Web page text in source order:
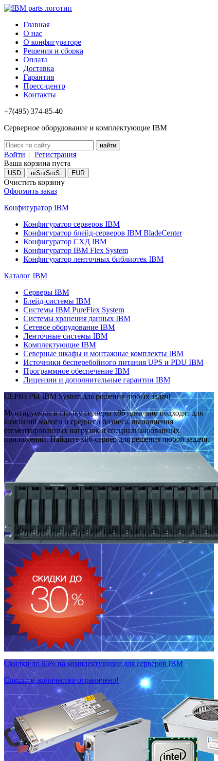
Главная
О нас
О конфигураторе
Решения и сборка
Оплата
Доставка
Гарантия
Пресс-центр
Контакты
+7(495) 374-85-40
Серверное оборудование и комплектующие IBM
Войти | Регистрация
Ваша корзина пуста
USD пїЅпїЅпїЅ. EUR
Очистить корзину
Оформить заказ
Конфигуратор IBM
Конфигуратор серверов IBM
Конфигуратор блейд-серверов IBM BladeCenter
Конфигуратор СХД IBM
Конфигуратор IBM Flex System
Конфигуратор ленточных библиотек IBM
Каталог IBM
Серверы IBM
Блейд-системы IBM
Системы IBM PureFlex System
Системы хранения данных IBM
Сетевое оборудование IBM
Ленточные системы IBM
Комплектующие IBM
Северные шкафы и монтажные комплекты IBM
Источники бесперебойного питания UPS и PDU IBM
Программное обеспечение IBM
Лицензии и дополнительные гарантии IBM
СЕРВЕРЫ IBM System для решения любых задач!
Монтируемые в стойку серверы x86 идеально подходят для
компаний малого и среднего бизнеса, выполнения
сегментированных нагрузок и специализированных
приложений. Найдите x86-сервер для решения любой задачи.
Скидки до 65% на комплектующие для серверов IBM
Спешите, количество ограничено!